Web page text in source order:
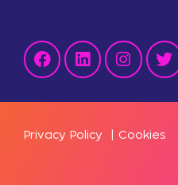
Privacy Policy | Cookies